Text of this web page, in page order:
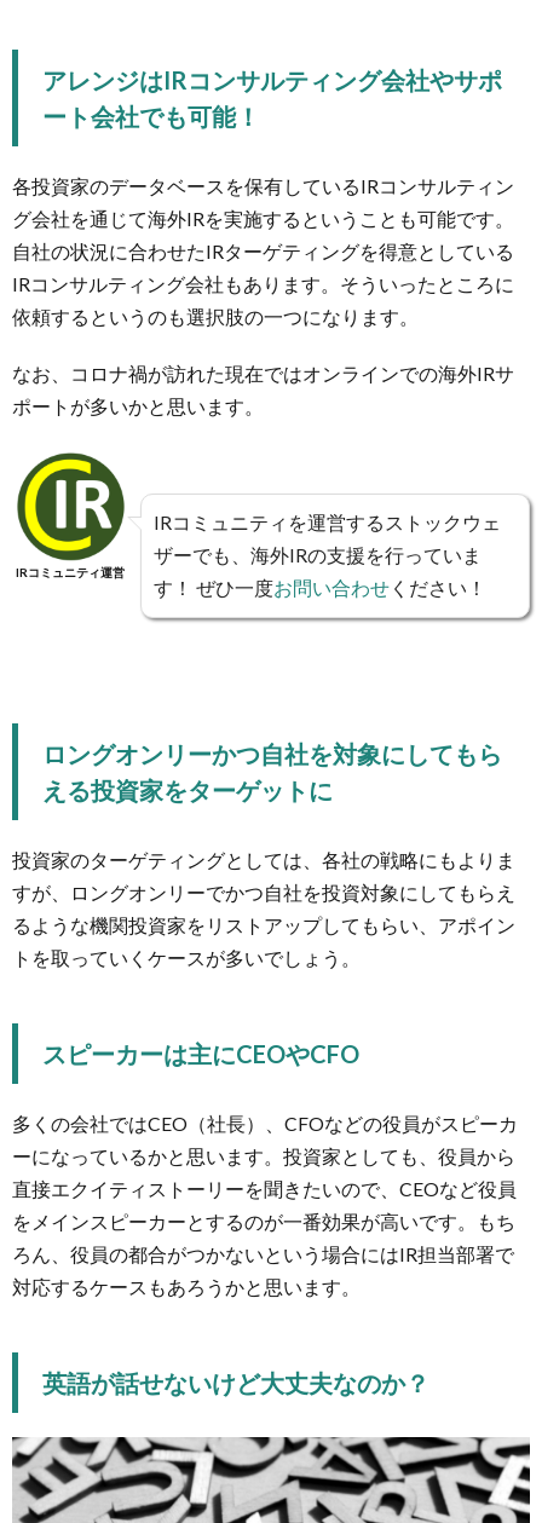
アレンジはIRコンサルティング会社やサポ
ート会社でも可能！
各投資家のデータベースを保有しているIRコンサルティン
グ会社を通じて海外IRを実施するということも可能です。
自社の状況に合わせたIRターゲティングを得意としている
IRコンサルティング会社もあります。そういったところに
依頼するというのも選択肢の一つになります。
なお、コロナ禍が訪れた現在ではオンラインでの海外IRサ
ポートが多いかと思います。
IRコミュニティ運営
IRコミュニティを運営するストックウェ
ザーでも、海外IRの支援を行っていま
す！ ぜひ一度お問い合わせ ください！
ロングオンリーかつ自社を対象にしてもら
える投資家をターゲットに
投資家のターゲティングとしては、各社の戦略にもよりま
すが、ロングオンリーでかつ自社を投資対象にしてもらえ
るような機関投資家をリストアップしてもらい、アポイン
トを取っていくケースが多いでしょう。
スピーカーは主にCEOやCFO
多くの会社ではCEO（社長）、CFOなどの役員がスピーカ
ーになっているかと思います。投資家としても、役員から
直接エクイティストーリーを聞きたいので、CEOなど役員
をメインスピーカーとするのが一番効果が高いです。もち
ろん、役員の都合がつかないという場合にはIR担当部署で
対応するケースもあろうかと思います。
英語が話せないけど大丈夫なのか？